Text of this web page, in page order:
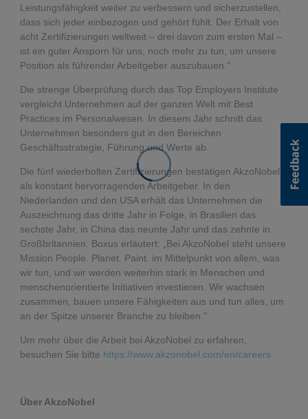
Leistungsfähigkeit weiter zu verbessern und sicherzustellen,
dass sich jeder einbezogen und gehört fühlt. Der Erhalt von
acht Zertifizierungen weltweit – drei davon zum ersten Mal –
ist ein guter Ansporn für uns, noch mehr zu tun, um unsere
Position als führender Arbeitgeber auszubauen."
Die strenge Überprüfung durch das Top Employers Institute
vergleicht Unternehmen auf der ganzen Welt mit Best
Practices im Personalwesen. In diesem Jahr schnitt das
Unternehmen besonders gut in den Bereichen
Geschäftsstrategie, Führung und Werte ab.
Die fünf wiederholten Zertifizierungen bestätigen AkzoNobel
als konstant hervorragenden Arbeitgeber. In den
Niederlanden und den USA erhält das Unternehmen die
Auszeichnung das dritte Jahr in Folge, in Brasilien das
sechste Jahr, in China das neunte Jahr und das zehnte in
Großbritannien. Boxus erläutert: „Bei AkzoNobel steht unsere
Mission People. Planet. Paint. im Mittelpunkt von allem, was
wir tun, und wir werden weiterhin stark in Menschen und
menschenorientierte Initiativen investieren. Wir wachsen
zusammen, bauen unsere Fähigkeiten aus und tun alles, um
an der Spitze unserer Branche zu bleiben."
Um mehr über die Arbeit bei AkzoNobel zu erfahren,
besuchen Sie bitte https://www.akzonobel.com/en/careers
Über AkzoNobel